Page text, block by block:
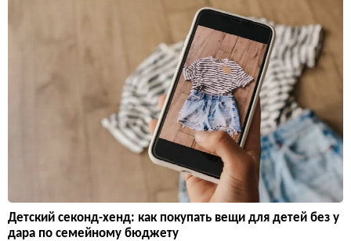
Детский секонд-хенд: как покупать вещи для детей без у
дара по семейному бюджету